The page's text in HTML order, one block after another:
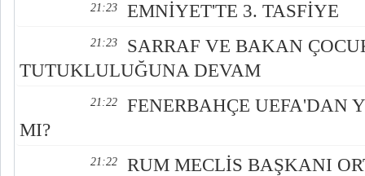
21:23 EMNİYET'TE 3. TASFİYE
21:23
SARRAF VE BAKAN
TUTUKLULUĞUNA DEVAM
21:22
FENERBAHÇE UEFA'DAN
MI?
21:22
RUM MECLİS BAŞKANI